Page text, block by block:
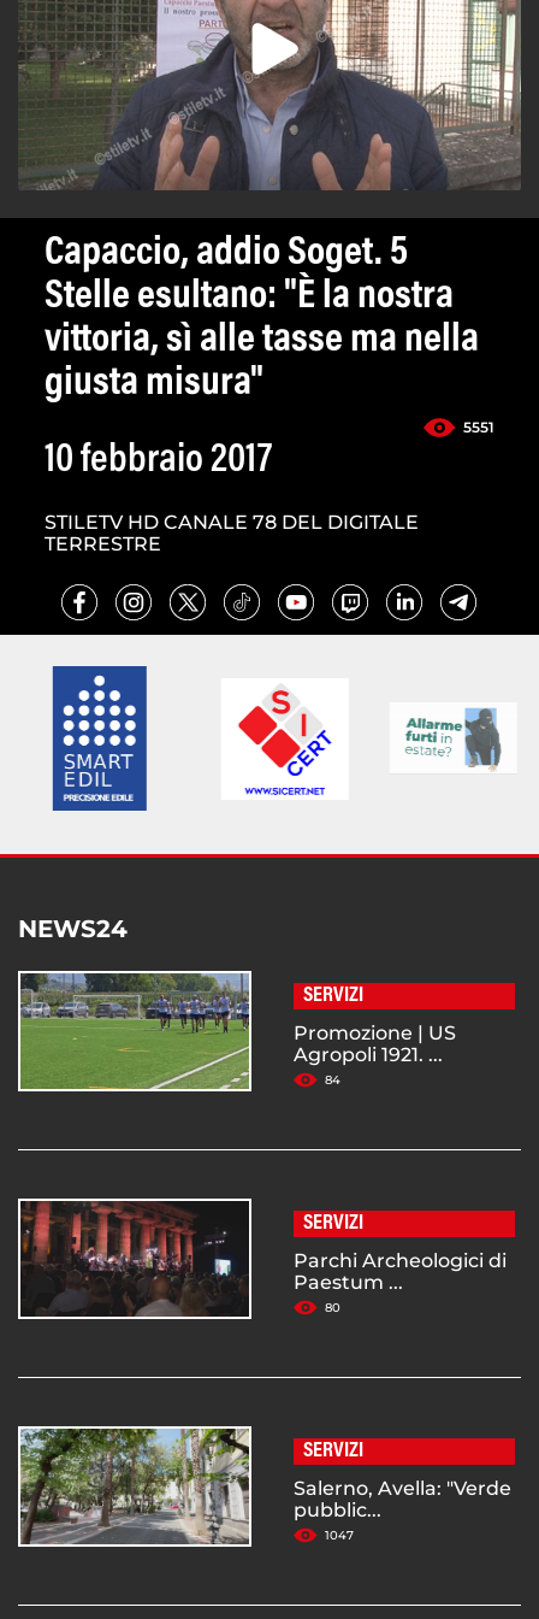
Capaccio, addio Soget. 5
Stelle esultano: "È la nostra
vittoria, sì alle tasse ma nella
giusta misura"
5551
10 febbraio 2017
STILETV HD CANALE 78 DEL DIGITALE
TERRESTRE
NEWS24
SERVIZI
Promozione | US
Agropoli 1921. ...
84
SERVIZI
Parchi Archeologici di
Paestum ...
80
SERVIZI
Salerno, Avella: "Verde
pubblic...
1047